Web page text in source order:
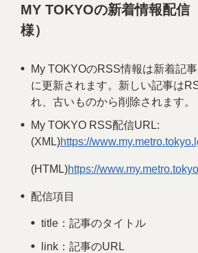
MY TOKYOの新着情報配信
様）
My TOKYOのRSS情報は新着記
に更新されます。新しい記事は
れ、古いものから削除されます。
My TOKYO RSS配信URL:
(XML)https://
(HTML)https://
配信項目
title：記事のタイトル
link：記事のURL